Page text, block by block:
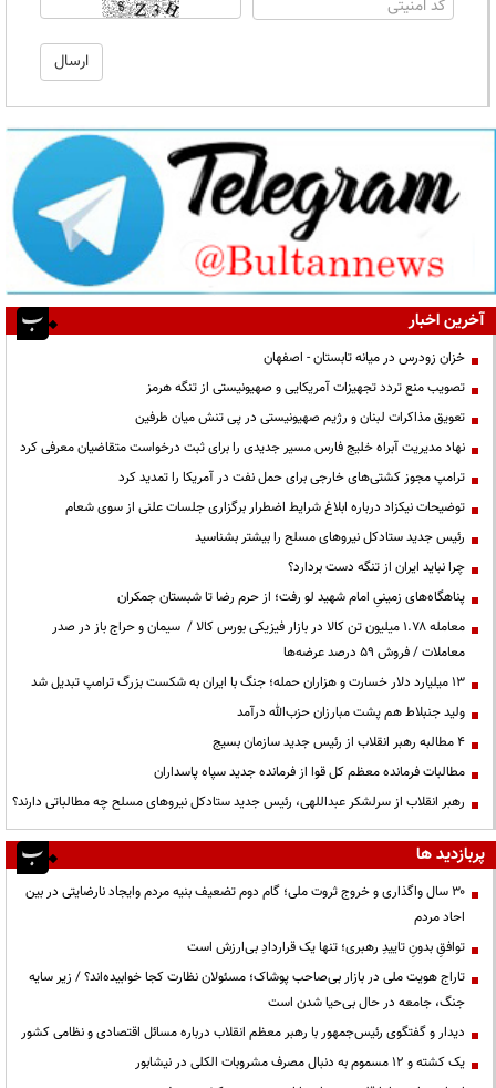
آخرین اخبار
خزان زودرس در میانه تابستان - اصفهان
تصویب منع تردد تجهیزات آمریکایی و صهیونیستی از تنگه هرمز
تعویق مذاکرات لبنان و رژیم صهیونیستی در پی تنش میان طرفین
نهاد مدیریت آبراه خلیج فارس مسیر جدیدی را برای ثبت درخواست متقاضیان معرفی کرد
ترامپ مجوز کشتی‌های خارجی برای حمل نفت در آمریکا را تمدید کرد
توضیحات نیکزاد درباره ابلاغ شرایط اضطرار برگزاری جلسات علنی از سوی شعام
رئیس جدید ستادکل نیروهای مسلح را بیشتر بشناسید
چرا نباید ایران از تنگه دست بردارد؟
پناهگاه‌های زمینیِ امام شهید لو رفت؛ از حرم رضا تا شبستان جمکران
معامله ۱.۷۸ میلیون تن کالا در بازار فیزیکی بورس کالا / سیمان و حراج باز در صدر
معاملات / فروش ۵۹ درصد عرضه‌ها
۱۳ میلیارد دلار خسارت و هزاران حمله؛ جنگ با ایران به شکست بزرگ ترامپ تبدیل شد
ولید جنبلاط هم پشت مبارزان حزب‌الله درآمد
۴ مطالبه رهبر انقلاب از رئیس جدید سازمان بسیج
مطالبات فرمانده معظم کل قوا از فرمانده جدید سپاه پاسداران
رهبر انقلاب از سرلشکر عبداللهی، رئیس جدید ستادکل نیروهای مسلح چه مطالباتی دارند؟
پربازدید ها
۳۰ سال واگذاری و خروج ثروت ملی؛ گام دوم تضعیف بنیه مردم وایجاد نارضایتی در بین
احاد مردم
توافقِ بدونِ تاییدِ رهبری؛ تنها یک قراردادِ بی‌ارزش است
تاراج هویت ملی در بازار بی‌صاحب پوشاک؛ مسئولان نظارت کجا خوابیده‌اند؟ / زیر سایه
جنگ، جامعه در حال بی‌حیا شدن است
دیدار و گفتگوی رئیس‌جمهور با رهبر معظم انقلاب درباره مسائل اقتصادی و نظامی کشور
یک کشته و ۱۲ مسموم به دنبال مصرف مشروبات الکلی در نیشابور